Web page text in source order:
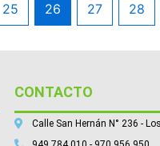
25 26 27 28
CONTACTO
Calle San Hernán N° 236 -